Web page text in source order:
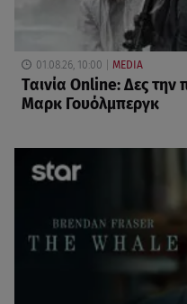
01.08.26, 10:00 MEDIA
Ταινία Online: Δες την
Μαρκ Γουόλμπεργκ